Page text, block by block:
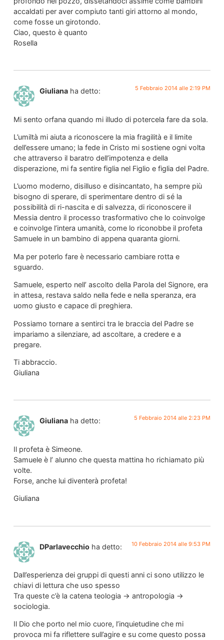
accaldati per aver compiuto tanti giri attorno al mondo,
come fosse un girotondo.
Ciao, questo è quanto
Rosella
Giuliana ha detto: 5 Febbraio 2014 alle 2:19 PM
Mi sento orfana quando mi illudo di potercela fare da sola.
L’umiltà mi aiuta a riconoscere la mia fragilità e il limite
dell’essere umano; la fede in Cristo mi sostiene ogni volta
che attraverso il baratro dell’impotenza e della
disperazione, mi fa sentire figlia nel Figlio e figlia del Padre.
L’uomo moderno, disilluso e disincantato, ha sempre più
bisogno di sperare, di sperimentare dentro di sé la
possibilità di ri-nascita e di salvezza, di riconoscere il
Messia dentro il processo trasformativo che lo coinvolge
e coinvolge l’intera umanità, come lo riconobbe il profeta
Samuele in un bambino di appena quaranta giorni.
Ma per poterlo fare è necessario cambiare rotta e
sguardo.
Samuele, esperto nell’ ascolto della Parola del Signore, era
in attesa, restava saldo nella fede e nella speranza, era
uomo giusto e capace di preghiera.
Possiamo tornare a sentirci tra le braccia del Padre se
impariamo a silenziare, ad ascoltare, a credere e a
pregare.
Ti abbraccio.
Giuliana
Giuliana ha detto: 5 Febbraio 2014 alle 2:23 PM
Il profeta è Simeone.
Samuele è l’ alunno che questa mattina ho richiamato più
volte.
Forse, anche lui diventerà profeta!
Giuliana
DParlavecchio ha detto: 10 Febbraio 2014 alle 9:53 PM
Dall’esperienza dei gruppi di questi anni ci sono utilizzo le
chiavi di lettura che uso spesso
Tra queste c’è la catena teologia -> antropologia ->
sociologia.
Il Dio che porto nel mio cuore, l’inquietudine che mi
provoca mi fa riflettere sull’agire e su come questo possa